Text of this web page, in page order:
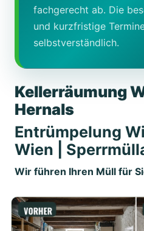
fachgerecht ab. Die
und kurzfristige
selbstverständlich.
Kellerräumung
Hernals
Entrümpelung
Wien |
Wir führen Ihren Müll für